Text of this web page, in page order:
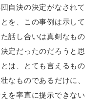
自決の決定がなされて
を、この事例は示して
話し合いは真剣なもの
定だったのだろうと思
は、とても言えるもの
なものであるだけに、
を率直に提示できない